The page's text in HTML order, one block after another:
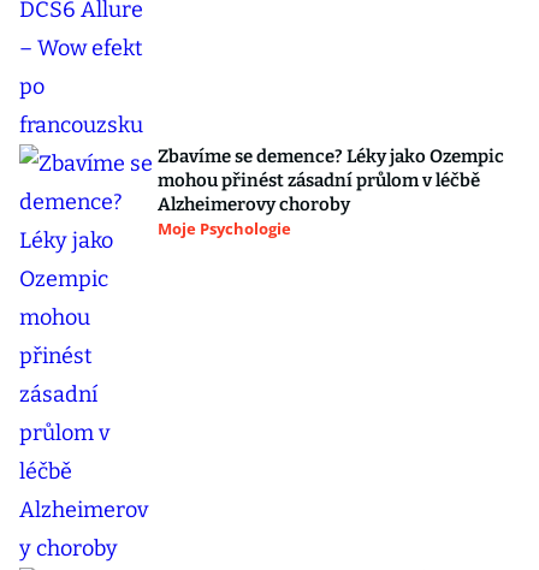
Zbavíme se demence? Léky jako Ozempic
mohou přinést zásadní průlom v léčbě
Alzheimerovy choroby
Moje Psychologie